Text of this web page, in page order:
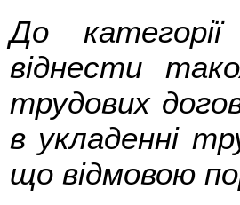
До категорії
віднести
трудових
в укладенні
що відмовою